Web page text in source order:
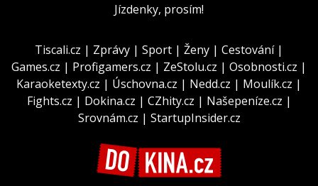
Jízdenky, prosím!
Tiscali.cz | Zprávy | Sport | Ženy | Cestování|
Games.cz | Profigamers.cz | ZeStolu.cz | Osobnosti.cz |
Karaoketexty.cz | Úschovna.cz | Nedd.cz | Moulík.cz |
Fights.cz | Dokina.cz | CZhity.cz | Našepeníze.cz |
Srovnám.cz | StartupInsider.cz